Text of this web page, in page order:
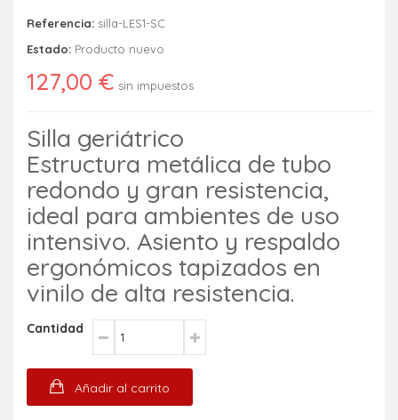
Referencia: silla-LES1-SC
Estado: Producto nuevo
127,00 € sin impuestos
Silla geriátrico
Estructura metálica de tubo
redondo y gran resistencia,
ideal para ambientes de uso
intensivo. Asiento y respaldo
ergonómicos tapizados en
vinilo de alta resistencia.
Cantidad
Añadir al carrito